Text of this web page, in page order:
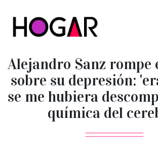
Alejandro Sanz rompe
sobre su depresión:
se me hubiera
química del